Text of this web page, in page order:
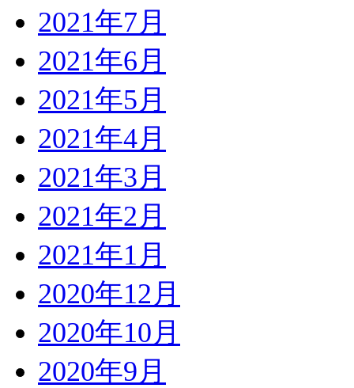
2021年7月
2021年6月
2021年5月
2021年4月
2021年3月
2021年2月
2021年1月
2020年12月
2020年10月
2020年9月